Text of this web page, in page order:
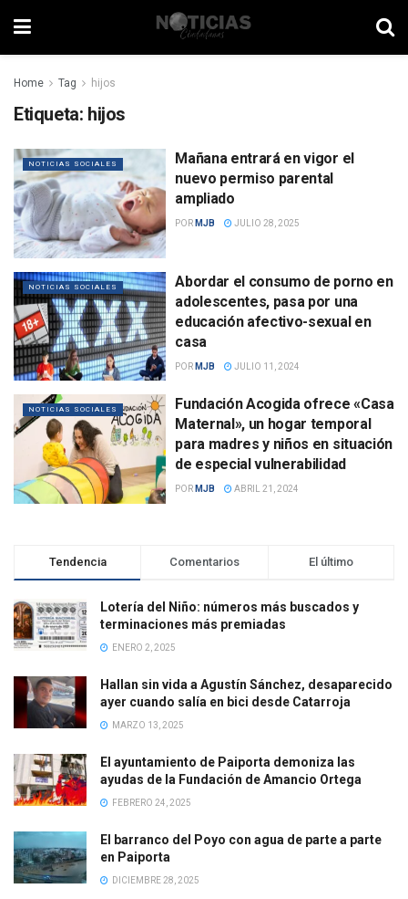
Home Tag hijos
Etiqueta: hijos
NOTICIAS SOCIALES
Mañana entrará en vigor el
nuevo permiso parental
ampliado
POR MJB JULIO 28, 2025
NOTICIAS SOCIALES
Abordar el consumo de porno en
adolescentes, pasa por una
educación afectivo-sexual en
casa
POR MJB JULIO 11, 2024
NOTICIAS SOCIALES
Fundación Acogida ofrece «Casa
Maternal», un hogar temporal
para madres y niños en situación
de especial vulnerabilidad
POR MJB ABRIL 21, 2024
Tendencia Comentarios El último
Lotería del Niño: números más buscados y
terminaciones más premiadas
ENERO 2, 2025
Hallan sin vida a Agustín Sánchez, desaparecido
ayer cuando salía en bici desde Catarroja
MARZO 13, 2025
El ayuntamiento de Paiporta demoniza las
ayudas de la Fundación de Amancio Ortega
FEBRERO 24, 2025
El barranco del Poyo con agua de parte a parte
en Paiporta
DICIEMBRE 28, 2025